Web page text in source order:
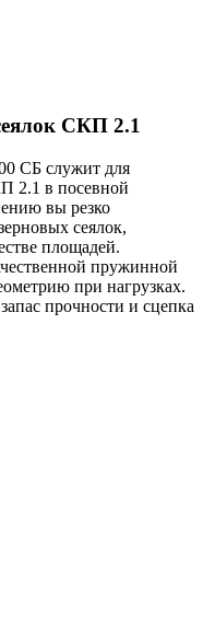
СКП 2.1
СБ служит для
2.1 в посевной
вы резко
сеялок,
площадей.
пружинной
при нагрузках.
прочности и сцепка